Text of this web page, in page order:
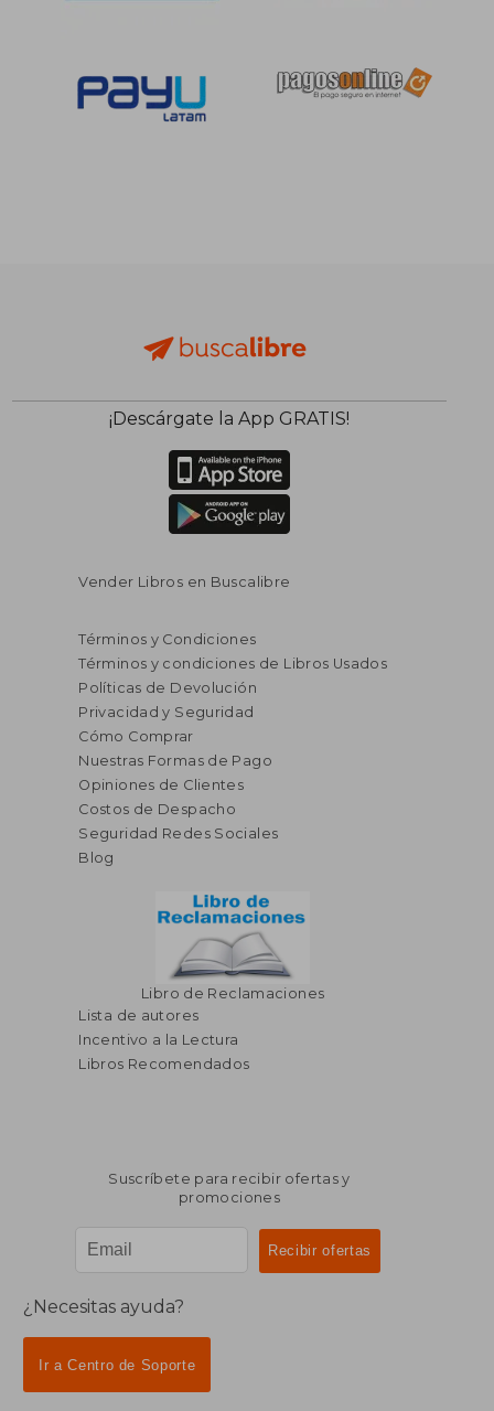
55%
dcto. S/ 83,14
¡Descárgate la App GRATIS!
Vender Libros en Buscalibre
Términos y Condiciones
Términos y condiciones de Libros Usados
Políticas de Devolución
Privacidad y Seguridad
Cómo Comprar
Nuestras Formas de Pago
Opiniones de Clientes
Costos de Despacho
Seguridad Redes Sociales
Blog
Libro de Reclamaciones
Lista de autores
Incentivo a la Lectura
Libros Recomendados
Suscríbete para recibir ofertas y
promociones
¿Necesitas ayuda?
Ir a Centro de Soporte